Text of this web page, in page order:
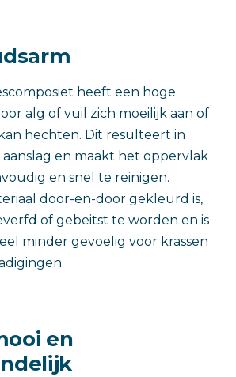
heeft een hoge
alg of vuil zich moeilijk aan of
hechten. Dit resulteert in
en maakt het oppervlak
en snel te reinigen.
door-en-door gekleurd is,
of gebeitst te worden en is
minder gevoelig voor krassen
en